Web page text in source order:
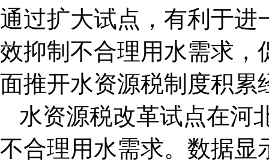
通过扩大试点，有利于进
效抑制不合理用水需求，
面推开水资源税制度积累
水资源税改革试点在河
不合理用水需求。数据显